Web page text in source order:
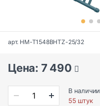
арт. HM-T1548BHTZ-25/32
Цена: 7 490
В наличии
55 штук